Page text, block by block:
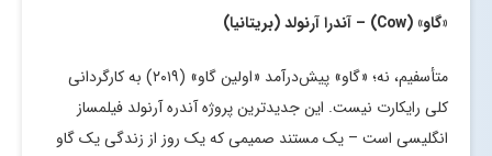
«گاو» (Cow) – آندرا آرنولد (بریتانیا)
متأسفیم، نه؛ «گاو» پیش‌درآمد «اولین گاو» (۲۰۱۹) به کارگردانی
کلی رایکارت نیست. این جدیدترین پروژه آندره آرنولد فیلمساز
انگلیسی است – یک مستند صمیمی که یک روز از زندگی یک گاو